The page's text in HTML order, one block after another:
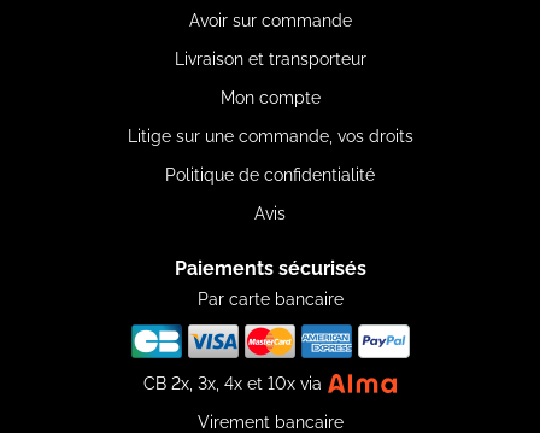
Avoir sur commande
Livraison et transporteur
Mon compte
Litige sur une commande, vos droits
Politique de confidentialité
Avis
Paiements sécurisés
Par carte bancaire
CB 2x, 3x, 4x et 10x via
Virement bancaire